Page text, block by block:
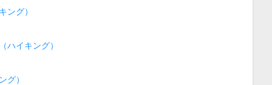
ング）
ハイキング）
グ）